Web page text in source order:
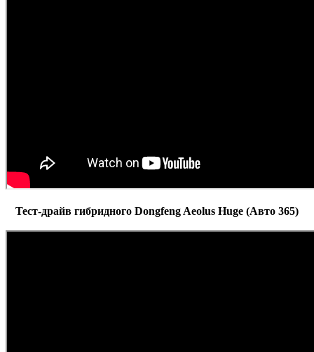
Тест-драйв гибридного Dongfeng Aeolus Huge (Авто 365)